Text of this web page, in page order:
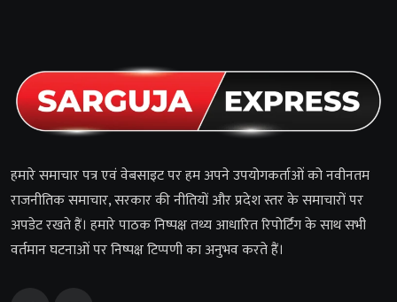
हमारे समाचार पत्र एवं वेबसाइट पर हम अपने उपयोगकर्ताओं को नवीनतम
राजनीतिक समाचार, सरकार की नीतियों और प्रदेश स्तर के समाचारों पर
अपडेट रखते हैं। हमारे पाठक निष्पक्ष तथ्य आधारित रिपोर्टिंग के साथ सभी
वर्तमान घटनाओं पर निष्पक्ष टिप्पणी का अनुभव करते हैं।